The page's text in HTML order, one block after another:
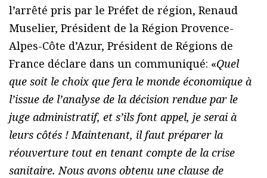
l’arrêté pris par le Préfet de région, Renaud
Muselier, Président de la Région Provence-
Alpes-Côte d’Azur, Président de Régions de
France déclare dans un communiqué: «Quel
que soit le choix que fera le monde économique à
l’issue de l’analyse de la décision rendue par le
juge administratif, et s’ils font appel, je serai à
leurs côtés ! Maintenant, il faut préparer la
réouverture tout en tenant compte de la crise
sanitaire. Nous avons obtenu une clause de